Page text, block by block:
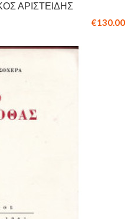
ΑΡΙΣΤΕΊΔΗΣ
€130.00